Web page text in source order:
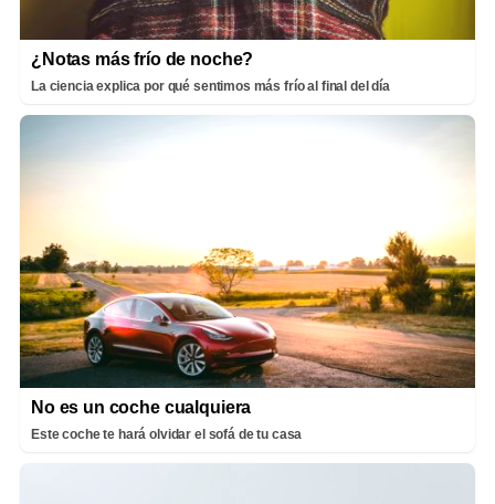
¿Notas más frío de noche?
La ciencia explica por qué sentimos más frío al final del día
No es un coche cualquiera
Este coche te hará olvidar el sofá de tu casa